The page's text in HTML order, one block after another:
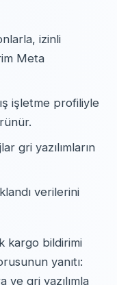
izinli
Meta
işletme profiliyle
gri yazılımların
verilerini
kargo bildirimi
yanıtı:
ve gri yazılımla